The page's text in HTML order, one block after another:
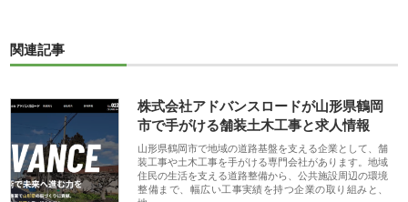
関連記事
株式会社アドバンスロードが山形県鶴岡
市で手がける舗装土木工事と求人情報
山形県鶴岡市で地域の道路基盤を支える企業として、舗
装工事や土木工事を手がける専門会社があります。地域
住民の生活を支える道路整備から、公共施設周辺の環境
整備まで、幅広い工事実績を持つ企業の取り組みと、